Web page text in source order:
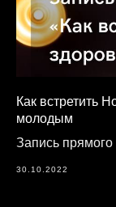
Как встретить
молодым
Запись
30.10.2022